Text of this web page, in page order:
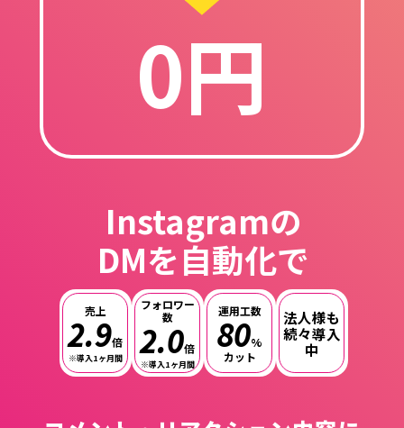
0円
Instagramの
DMを自動化で
売上
2.9倍
※導入1ヶ月間
フォロワー
数
2.0倍
※導入1ヶ月間
運用工数
80%
カット
法人様も
続々導入
中